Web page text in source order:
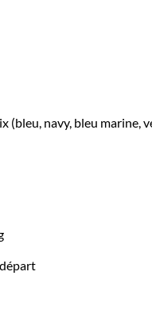
(bleu, navy, bleu marine,